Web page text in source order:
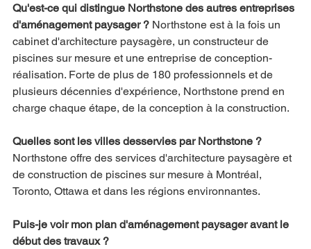
Qu'est-ce qui distingue Northstone des autres entreprises
d'aménagement paysager ? Northstone est à la fois un
cabinet d'architecture paysagère, un constructeur de
piscines sur mesure et une entreprise de conception-
réalisation. Forte de plus de 180 professionnels et de
plusieurs décennies d'expérience, Northstone prend en
charge chaque étape, de la conception à la construction.
Quelles sont les villes desservies par Northstone ?
Northstone offre des services d'architecture paysagère et
de construction de piscines sur mesure à Montréal,
Toronto, Ottawa et dans les régions environnantes.
Puis-je voir mon plan d'aménagement paysager avant le
début des travaux ?